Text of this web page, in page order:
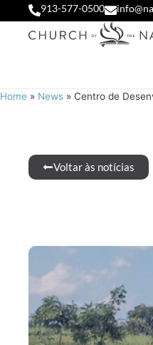
913-577-0500
Home » News » Centro de
Voltar às notícias